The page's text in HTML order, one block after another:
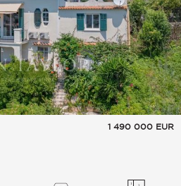
1 490 000 EUR